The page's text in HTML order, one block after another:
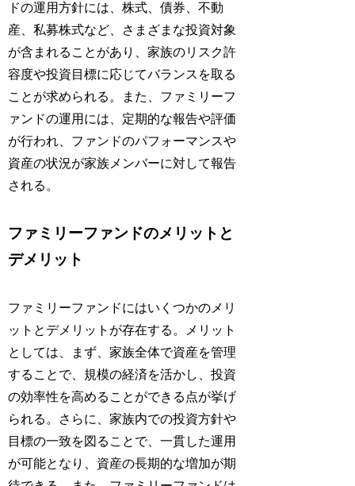
ドの運用方針には、株式、債券、不動
産、私募株式など、さまざまな投資対象
が含まれることがあり、家族のリスク許
容度や投資目標に応じてバランスを取る
ことが求められる。また、ファミリーフ
ァンドの運用には、定期的な報告や評価
が行われ、ファンドのパフォーマンスや
資産の状況が家族メンバーに対して報告
される。
ファミリーファンドのメリットと
デメリット
ファミリーファンドにはいくつかのメリ
ットとデメリットが存在する。メリット
としては、まず、家族全体で資産を管理
することで、規模の経済を活かし、投資
の効率性を高めることができる点が挙げ
られる。さらに、家族内での投資方針や
目標の一致を図ることで、一貫した運用
が可能となり、資産の長期的な増加が期